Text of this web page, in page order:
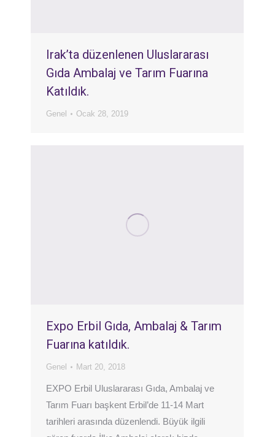
Irak’ta düzenlenen Uluslararası
Gıda Ambalaj ve Tarım Fuarına
Katıldık.
Genel Ocak 28, 2019
Expo Erbil Gıda, Ambalaj & Tarım
Fuarına katıldık.
Genel Mart 20, 2018
EXPO Erbil Uluslararası Gıda, Ambalaj ve
Tarım Fuarı başkent Erbil’de 11-14 Mart
tarihleri arasında düzenlendi. Büyük ilgili